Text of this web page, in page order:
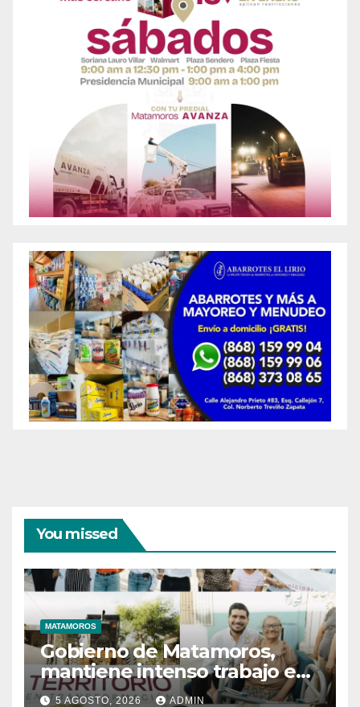
You missed
MATAMOROS
Gobierno de Matamoros,
mantiene intenso trabajo en
territorio
5 AGOSTO, 2026 ADMIN